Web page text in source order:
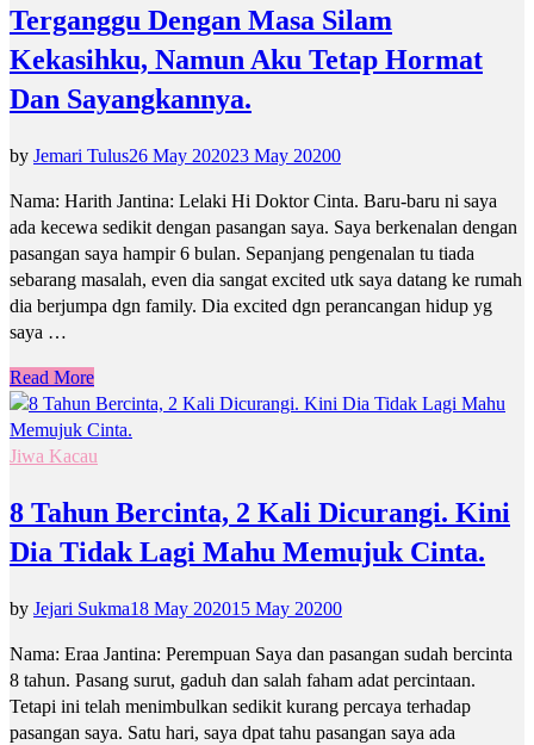
Terganggu Dengan Masa Silam
Kekasihku, Namun Aku Tetap Hormat
Dan Sayangkannya.
by Jemari Tulus26 May 202023 May 20200
Nama: Harith Jantina: Lelaki Hi Doktor Cinta. Baru-baru ni saya
ada kecewa sedikit dengan pasangan saya. Saya berkenalan dengan
pasangan saya hampir 6 bulan. Sepanjang pengenalan tu tiada
sebarang masalah, even dia sangat excited utk saya datang ke rumah
dia berjumpa dgn family. Dia excited dgn perancangan hidup yg
saya …
Read More
Jiwa Kacau
8 Tahun Bercinta, 2 Kali Dicurangi. Kini
Dia Tidak Lagi Mahu Memujuk Cinta.
by Jejari Sukma18 May 202015 May 20200
Nama: Eraa Jantina: Perempuan Saya dan pasangan sudah bercinta
8 tahun. Pasang surut, gaduh dan salah faham adat percintaan.
Tetapi ini telah menimbulkan sedikit kurang percaya terhadap
pasangan saya. Satu hari, saya dpat tahu pasangan saya ada